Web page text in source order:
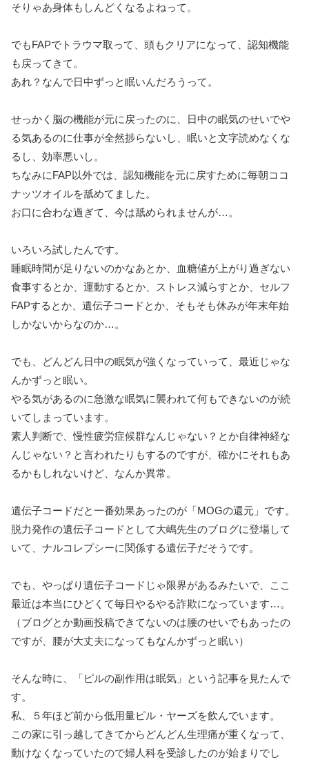
そりゃあ身体もしんどくなるよねって。
でもFAPでトラウマ取って、頭もクリアになって、認知機能
も戻ってきて。
あれ？なんで日中ずっと眠いんだろうって。
せっかく脳の機能が元に戻ったのに、日中の眠気のせいでや
る気あるのに仕事が全然捗らないし、眠いと文字読めなくな
るし、効率悪いし。
ちなみにFAP以外では、認知機能を元に戻すために毎朝ココ
ナッツオイルを舐めてました。
お口に合わな過ぎて、今は舐められませんが…。
いろいろ試したんです。
睡眠時間が足りないのかなあとか、血糖値が上がり過ぎない
食事するとか、運動するとか、ストレス減らすとか、セルフ
FAPするとか、遺伝子コードとか、そもそも休みが年末年始
しかないからなのか…。
でも、どんどん日中の眠気が強くなっていって、最近じゃな
んかずっと眠い。
やる気があるのに急激な眠気に襲われて何もできないのが続
いてしまっています。
素人判断で、慢性疲労症候群なんじゃない？とか自律神経な
んじゃない？と言われたりもするのですが、確かにそれもあ
るかもしれないけど、なんか異常。
遺伝子コードだと一番効果あったのが「MOGの還元」です。
脱力発作の遺伝子コードとして大嶋先生のブログに登場して
いて、ナルコレプシーに関係する遺伝子だそうです。
でも、やっぱり遺伝子コードじゃ限界があるみたいで、ここ
最近は本当にひどくて毎日やるやる詐欺になっています…。
（ブログとか動画投稿できてないのは腰のせいでもあったの
ですが、腰が大丈夫になってもなんかずっと眠い）
そんな時に、「ピルの副作用は眠気」という記事を見たんで
す。
私、５年ほど前から低用量ピル・ヤーズを飲んでいます。
この家に引っ越してきてからどんどん生理痛が重くなって、
動けなくなっていたので婦人科を受診したのが始まりでし